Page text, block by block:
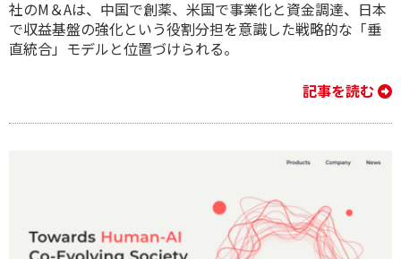
社のM＆Aは、中国で創薬、米国で事業化と資金調達、日本
で収益基盤の強化という役割分担を意識した戦略的な「垂
直統合」モデルと位置づけられる。
記事を読む